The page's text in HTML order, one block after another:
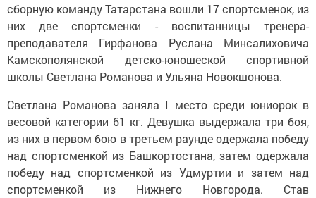
сборную команду Татарстана вошли 17 спортсменок, из
них две спортсменки - воспитанницы тренера-
преподавателя Гирфанова Руслана Минсалиховича
Камскополянской детско-юношеской спортивной
школы Светлана Романова и Ульяна Новокшонова.
Светлана Романова заняла I место среди юниорок в
весовой категории 61 кг. Девушка выдержала три боя,
из них в первом бою в третьем раунде одержала победу
над спортсменкой из Башкортостана, затем одержала
победу над спортсменкой из Удмуртии и затем над
спортсменкой из Нижнего Новгорода. Став